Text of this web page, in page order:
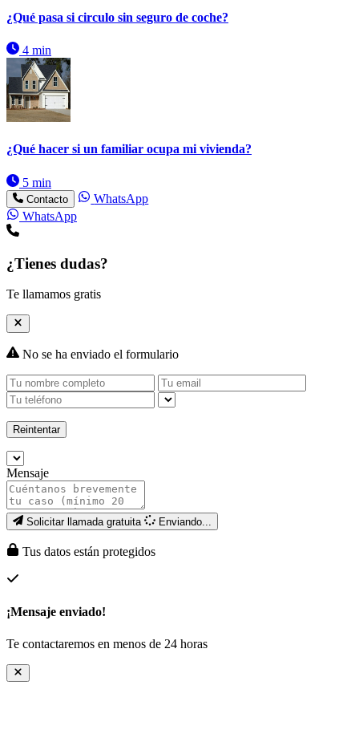
¿Qué pasa si circulo sin seguro de coche?
4 min
¿Qué hacer si un familiar ocupa mi vivienda?
5 min
Contacto
WhatsApp
WhatsApp
¿Tienes dudas?
Te llamamos gratis
No se ha enviado el formulario
Reintentar
Mensaje
Solicitar llamada gratuita Enviando...
Tus datos están protegidos
¡Mensaje enviado!
Te contactaremos en menos de 24 horas